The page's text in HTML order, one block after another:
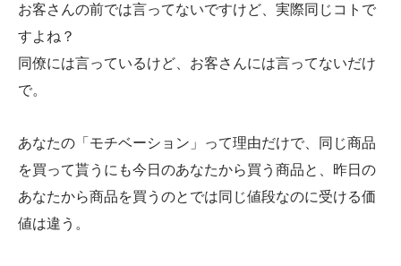
お客さんの前では言ってないですけど、実際同じコトで
すよね？
同僚には言っているけど、お客さんには言ってないだけ
で。
あなたの「モチベーション」って理由だけで、同じ商品
を買って貰うにも今日のあなたから買う商品と、昨日の
あなたから商品を買うのとでは同じ値段なのに受ける価
値は違う。